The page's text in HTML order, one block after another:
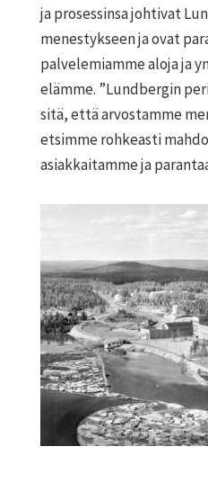
ja prosessinsa johtivat
menestykseen ja ovat
palvelemiamme aloja ja
elämme. ”Lundbergin
sitä, että arvostamme
etsimme rohkeasti
asiakkaitamme ja